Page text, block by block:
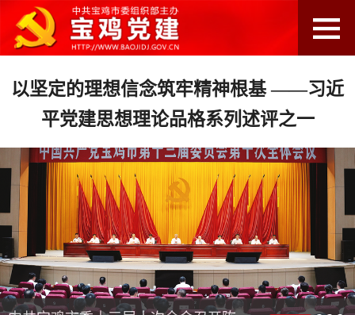
以坚定的理想信念筑牢精神根基 ——习近
平党建思想理论品格系列述评之一